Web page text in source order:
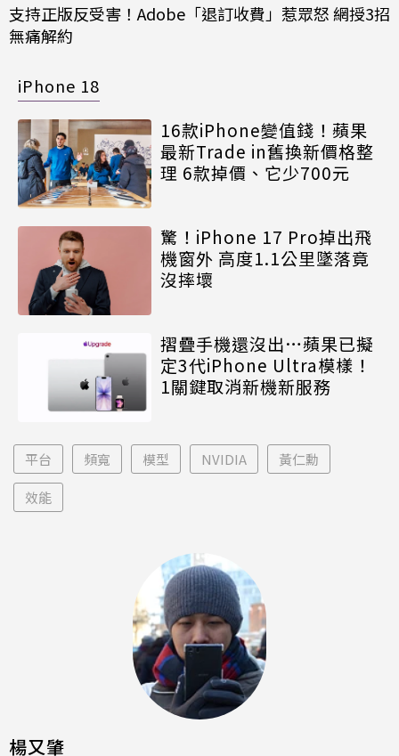
支持正版反受害！Adobe「退訂收費」惹眾怒 網授3招
無痛解約
iPhone 18
16款iPhone變值錢！蘋果
最新Trade in舊換新價格整
理 6款掉價、它少700元
驚！iPhone 17 Pro掉出飛
機窗外 高度1.1公里墜落竟
沒摔壞
摺疊手機還沒出…蘋果已擬
定3代iPhone Ultra模樣！
1關鍵取消新機新服務
平台 頻寬 模型 NVIDIA 黃仁勳
效能
楊又肇